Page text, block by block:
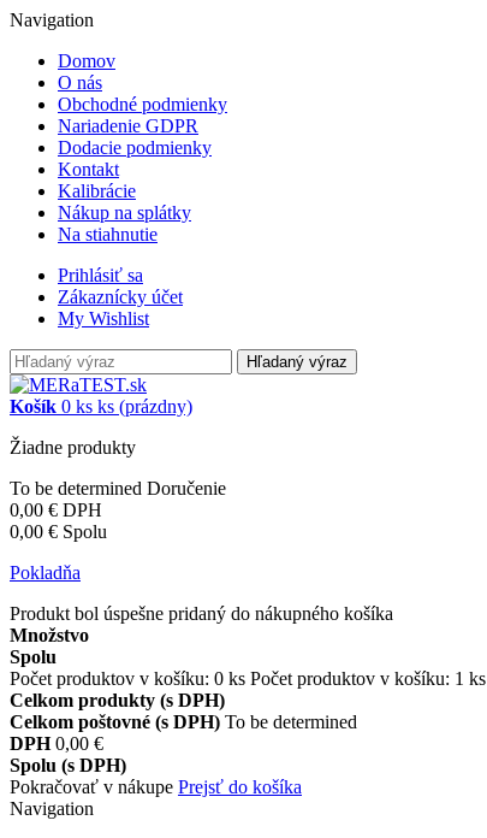
Navigation
Domov
O nás
Obchodné podmienky
Nariadenie GDPR
Dodacie podmienky
Kontakt
Kalibrácie
Nákup na splátky
Na stiahnutie
Prihlásiť sa
Zákaznícky účet
My Wishlist
Hľadaný výraz
Košík 0 ks ks (prázdny)
Žiadne produkty
To be determined Doručenie
0,00 € DPH
0,00 € Spolu
Pokladňa
Produkt bol úspešne pridaný do nákupného košíka
Množstvo
Spolu
Počet produktov v košíku: 0 ks Počet produktov v košíku: 1 ks
Celkom produkty (s DPH)
Celkom poštovné (s DPH) To be determined
DPH 0,00 €
Spolu (s DPH)
Pokračovať v nákupe Prejsť do košíka
Navigation